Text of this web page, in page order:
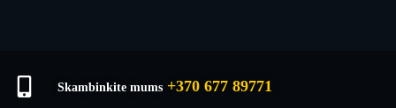
Skambinkite mums +370 677 89771